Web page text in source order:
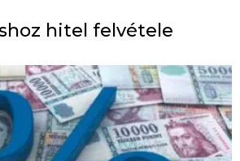
hitel felvétele